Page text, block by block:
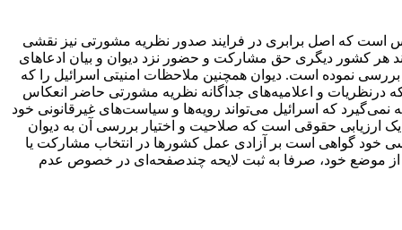
است که اصل برابری در فرایند صدور نظریه مشورتی نیز نقشی
اسرائیل مانند هر کشور دیگری حق مشارکت و حضور نزد دیوان و بیان ادعاهای
نموده است. دیوان همچنین ملاحظات امنیتی اسرائیل را که
درنظریات و اعلامیه‌های جداگانه نظریه مشورتی حاضر انعکاس
نمی‌گیرد که اسرائیل می‌تواند رویه‌ها و سیاست‌های غیرقانونی خود
یک ارزیابی حقوقی است که صلاحیت و اختیار بررسی آن به دیوان
خود گواهی است بر آزادی عمل کشورها در انتخاب مشارکت یا
از موضع خود، صرفا به ثبت لایحه‌ چندصفحه‌ای در خصوص عدم